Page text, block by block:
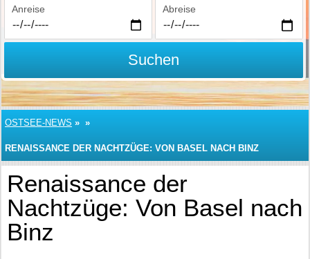
Anreise Abreise
Suchen
OSTSEE-NEWS » »
RENAISSANCE DER NACHTZÜGE: VON BASEL NACH BINZ
Renaissance der
Nachtzüge: Von Basel nach
Binz